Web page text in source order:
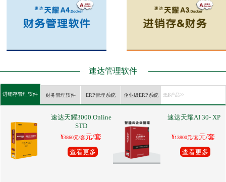
速达管理软件
进销存管理软件 财务管理软件 ERP管理系统 企业级ERP系统 更多产品 >>
速达天耀3000.Online
STD
¥3860元/套元/套
查看更多
速达天耀AI 30- XP
¥13800元/套元/套
查看更多